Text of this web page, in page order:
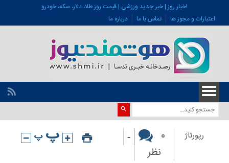
اخبار روز | خبر جدید ورزشی | قیمت روز طلا، دلار، سکه، خودرو
اعتبارات و مجوز ها
تماس با ما درباره ما
رپورتاژ
0
نظر
-